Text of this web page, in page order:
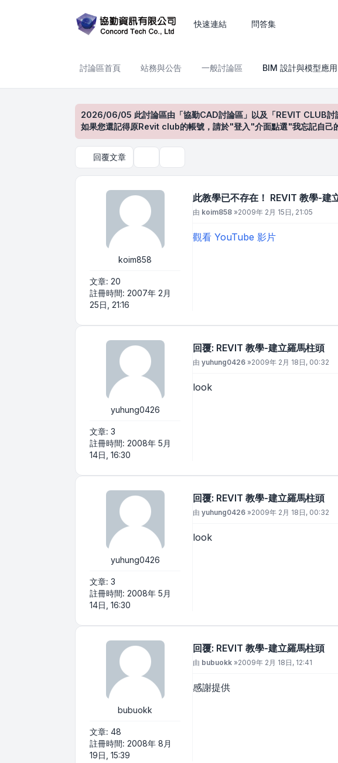
快速連結 問答集
討論區首頁 站務與公告 一般討論區 BIM 設計與模型應用
2026/06/05 此討論區由「協勤CAD討論區」以及「REVIT CLUB討
如果您還記得原Revit club的帳號，請於"登入"介面點選"我忘記自己
回覆文章
koim858
文章: 20
註冊時間: 2007年 2月
25日, 21:16
此教學已不存在！ REVIT 教學-建
文章
由 koim858 »2009年 2月 15日, 21:05
觀看 YouTube 影片
yuhung0426
文章: 3
註冊時間: 2008年 5月
14日, 16:30
回覆: REVIT 教學-建立羅馬柱頭
文章
由 yuhung0426 »2009年 2月 18日, 00:32
look
yuhung0426
文章: 3
註冊時間: 2008年 5月
14日, 16:30
回覆: REVIT 教學-建立羅馬柱頭
文章
由 yuhung0426 »2009年 2月 18日, 00:32
look
bubuokk
文章: 48
註冊時間: 2008年 8月
19日, 15:39
回覆: REVIT 教學-建立羅馬柱頭
文章
由 bubuokk »2009年 2月 18日, 12:41
感謝提供